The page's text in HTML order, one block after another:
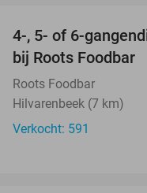
4-, 5- of 6-
bij Roots Foodbar
Roots Foodbar
Hilvarenbeek (7 km)
Verkocht: 591